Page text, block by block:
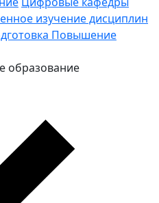
изучение дисциплин
Повышение
образование